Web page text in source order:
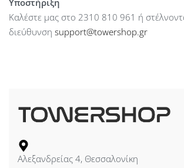
Voltage range : 44 – 57VDC
Operating Frequency : 2,4 GHz 5 GHz
Maximum TX Power EIRP : 2.4 GHz: 23dBm
(WPA/WPA2, TKIP/AES)
BSSID : Up to Four per Radio
Operating Temperature : -30 to 70°C (-22 to
Operating Humidity : 5 to 95%
Καλέστε μας στο 2310 810 961 ή
διεύθυνση support@towershop.gr
Αλεξανδρείας 4, Θεσσαλονίκη